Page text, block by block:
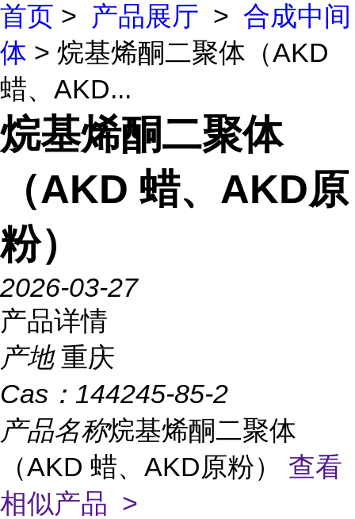
首页 > 产品展厅 > 合成中间
体 > 烷基烯酮二聚体（AKD
蜡、AKD...
烷基烯酮二聚体
（AKD 蜡、AKD原
粉）
2026-03-27
产品详情
产地 重庆
Cas： 144245-85-2
产品名称烷基烯酮二聚体
（AKD 蜡、AKD原粉） 查看
相似产品 >